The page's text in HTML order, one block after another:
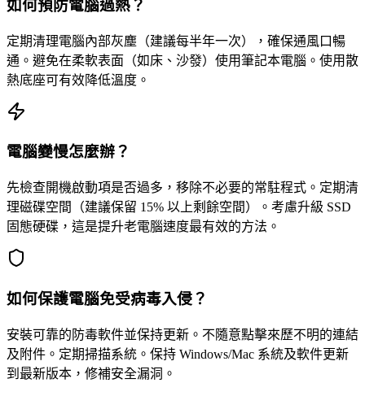
如何預防電腦過熱？
定期清理電腦內部灰塵（建議每半年一次），確保通風口暢
通。避免在柔軟表面（如床、沙發）使用筆記本電腦。使用散
熱底座可有效降低溫度。
電腦變慢怎麼辦？
先檢查開機啟動項是否過多，移除不必要的常駐程式。定期清
理磁碟空間（建議保留 15% 以上剩餘空間）。考慮升級 SSD
固態硬碟，這是提升老電腦速度最有效的方法。
如何保護電腦免受病毒入侵？
安裝可靠的防毒軟件並保持更新。不隨意點擊來歷不明的連結
及附件。定期掃描系統。保持 Windows/Mac 系統及軟件更新
到最新版本，修補安全漏洞。